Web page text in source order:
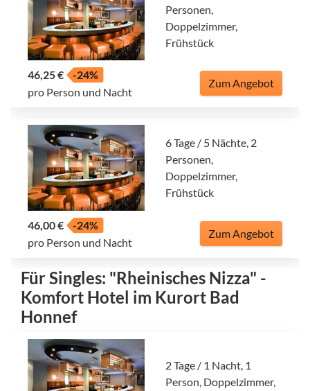
Personen,
Doppelzimmer,
Frühstück
46,25 €
-24%
pro Person und Nacht
Zum Angebot
6 Tage / 5 Nächte, 2
Personen,
Doppelzimmer,
Frühstück
46,00 €
-24%
pro Person und Nacht
Zum Angebot
Für Singles: "Rheinisches Nizza" -
Komfort Hotel im Kurort Bad
Honnef
2 Tage / 1 Nacht, 1
Person, Doppelzimmer,